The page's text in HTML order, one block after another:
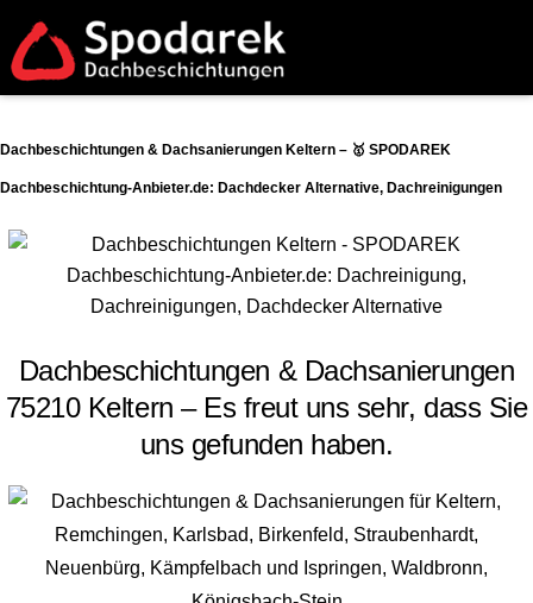
Dachbeschichtungen & Dachsanierungen Keltern – 🥇 SPODAREK
Dachbeschichtung-Anbieter.de: Dachdecker Alternative, Dachreinigungen
Dachbeschichtungen & Dachsanierungen
75210 Keltern – Es freut uns sehr, dass Sie
uns gefunden haben.